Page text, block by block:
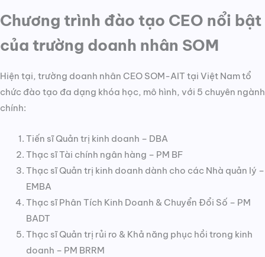
Chương trình đào tạo CEO nổi bật
của trường doanh nhân SOM
Hiện tại, trường doanh nhân CEO SOM-AIT tại Việt Nam tổ
chức đào tạo đa dạng khóa học, mô hình, với 5 chuyên ngành
chính:
Tiến sĩ Quản trị kinh doanh – DBA
Thạc sĩ Tài chính ngân hàng – PM BF
Thạc sĩ Quản trị kinh doanh dành cho các Nhà quản lý –
EMBA
Thạc sĩ Phân Tích Kinh Doanh & Chuyển Đổi Số – PM
BADT
Thạc sĩ Quản trị rủi ro & Khả năng phục hồi trong kinh
doanh – PM BRRM